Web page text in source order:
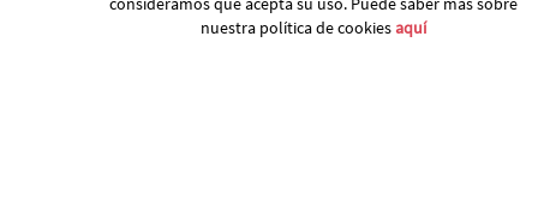
nuestra política de cookies aquí